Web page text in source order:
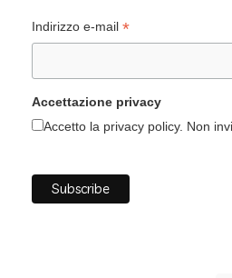
Indirizzo e-mail *
Accettazione privacy
Accetto la privacy policy. Non